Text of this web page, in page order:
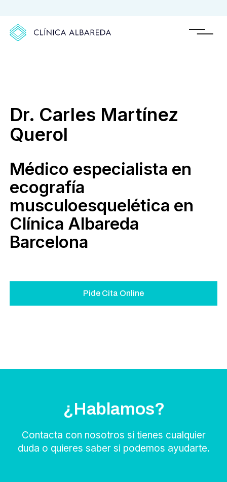
Dr. Carles Martínez
Querol
Médico especialista en
ecografía
musculoesquelética en
Clínica Albareda
Barcelona
Pide Cita Online
¿Hablamos?
Contacta con nosotros si tienes cualquier
duda o quieres saber si podemos ayudarte.